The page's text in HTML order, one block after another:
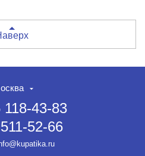
118-43-83
52-66